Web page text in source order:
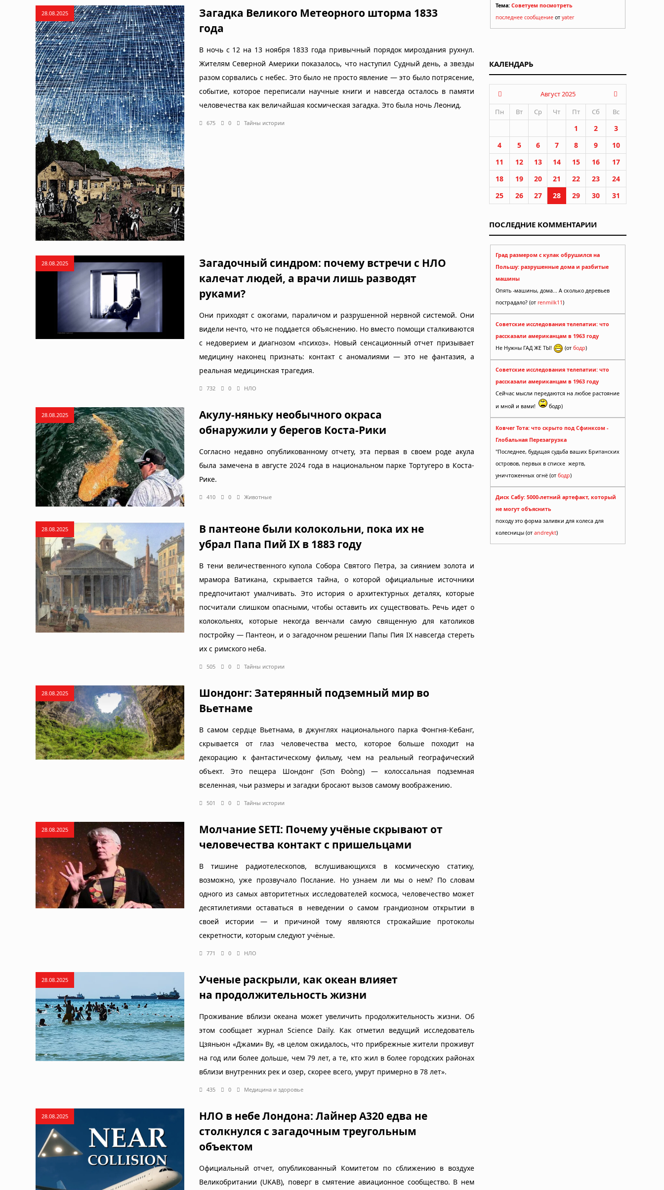
28.08.2025
Загадка Великого Метеорного шторма 1833
года
В ночь с 12 на 13 ноября 1833 года привычный порядок мироздания рухнул.
Жителям Северной Америки показалось, что наступил Судный день, а звезды
разом сорвались с небес. Это было не просто явление — это было потрясение,
событие, которое переписали научные книги и навсегда осталось в памяти
человечества как величайшая космическая загадка. Это была ночь Леонид.
675 0 Тайны истории
28.08.2025
Загадочный синдром: почему встречи с НЛО
калечат людей, а врачи лишь разводят
руками?
Они приходят с ожогами, параличом и разрушенной нервной системой. Они
видели нечто, что не поддается объяснению. Но вместо помощи сталкиваются
с недоверием и диагнозом «психоз». Новый сенсационный отчет призывает
медицину наконец признать: контакт с аномалиями — это не фантазия, а
реальная медицинская трагедия.
732 0 НЛО
28.08.2025
Акулу-няньку необычного окраса
обнаружили у берегов Коста-Рики
Согласно недавно опубликованному отчету, эта первая в своем роде акула
была замечена в августе 2024 года в национальном парке Тортугеро в Коста-
Рике.
410 0 Животные
28.08.2025
В пантеоне были колокольни, пока их не
убрал Папа Пий IX в 1883 году
В тени величественного купола Собора Святого Петра, за сиянием золота и
мрамора Ватикана, скрывается тайна, о которой официальные источники
предпочитают умалчивать. Это история о архитектурных деталях, которые
посчитали слишком опасными, чтобы оставить их существовать. Речь идет о
колокольнях, которые некогда венчали самую священную для католиков
постройку — Пантеон, и о загадочном решении Папы Пия IX навсегда стереть
их с римского неба.
505 0 Тайны истории
28.08.2025
Шондонг: Затерянный подземный мир во
Вьетнаме
В самом сердце Вьетнама, в джунглях национального парка Фонгня-Кебанг,
скрывается от глаз человечества место, которое больше походит на
декорацию к фантастическому фильму, чем на реальный географический
объект. Это пещера Шондонг (Sơn Đoòng) — колоссальная подземная
вселенная, чьи размеры и загадки бросают вызов самому воображению.
501 0 Тайны истории
28.08.2025
Молчание SETI: Почему учёные скрывают от
человечества контакт с пришельцами
В тишине радиотелескопов, вслушивающихся в космическую статику,
возможно, уже прозвучало Послание. Но узнаем ли мы о нем? По словам
одного из самых авторитетных исследователей космоса, человечество может
десятилетиями оставаться в неведении о самом грандиозном открытии в
своей истории — и причиной тому являются строжайшие протоколы
секретности, которым следуют учёные.
771 0 НЛО
28.08.2025
Ученые раскрыли, как океан влияет
на продолжительность жизни
Проживание вблизи океана может увеличить продолжительность жизни. Об
этом сообщает журнал Science Daily. Как отметил ведущий исследователь
Цзяньюн «Джами» Ву, «в целом ожидалось, что прибрежные жители проживут
на год или более дольше, чем 79 лет, а те, кто жил в более городских районах
вблизи внутренних рек и озер, скорее всего, умрут примерно в 78 лет».
435 0 Медицина и здоровье
28.08.2025
НЛО в небе Лондона: Лайнер А320 едва не
столкнулся с загадочным треугольным
объектом
Официальный отчет, опубликованный Комитетом по сближению в воздухе
Великобритании (UKAB), поверг в смятение авиационное сообщество. В нем
Тема: Советуем посмотреть
последнее сообщение от yater
КАЛЕНДАРЬ
Август 2025
Пн
Вт Ср Чт Пт Сб Вс
1 2
3
4
5 6 7 8 9
10
11
12 13 14 15 16
17
18
19 20 21 22 23
24
25
26 27 28 29 30 31
ПОСЛЕДНИЕ КОММЕНТАРИИ
Град размером с кулак обрушился на
Польшу: разрушенные дома и разбитые
машины
Опять -машины, дома... А сколько деревьев
пострадало? (от renmilk11)
Советские исследования телепатии: что
рассказали американцам в 1963 году
Не Нужны ГАД ЖЕ ТЫ!
(от бодр)
Советские исследования телепатии: что
рассказали американцам в 1963 году
Сейчас мысли передаются на любое растояние
и мной и вами!
бодр)
Ковчег Тота: что скрыто под Сфинксом -
Глобальная Перезагрузка
"Последнее, будущая судьба ваших Британских
островов, первых в списке жертв,
уничтоженных огнё (от бодр)
Диск Сабу: 5000-летний артефакт, который
не могут объяснить
походу это форма заливки для колеса для
колесницы (от andreykt)